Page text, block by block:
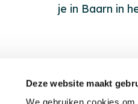
Deze website maakt
je in Baarn in